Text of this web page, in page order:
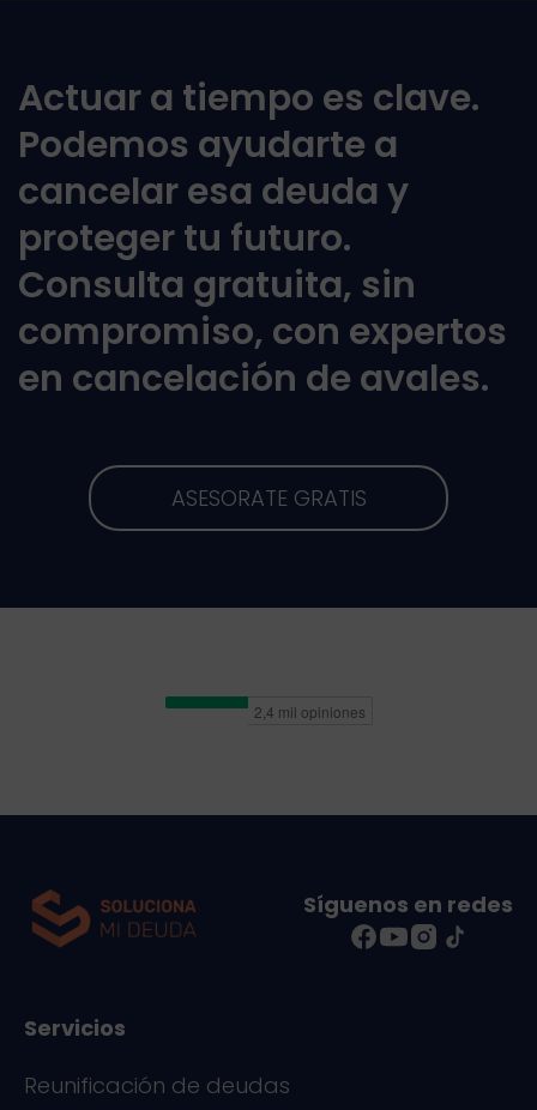
Actuar a tiempo es clave.
Podemos ayudarte a
cancelar esa deuda y
proteger tu futuro.
Consulta gratuita, sin
compromiso, con expertos
en cancelación de avales.
ASESORATE GRATIS
Síguenos en redes
Servicios
Reunificación de deudas